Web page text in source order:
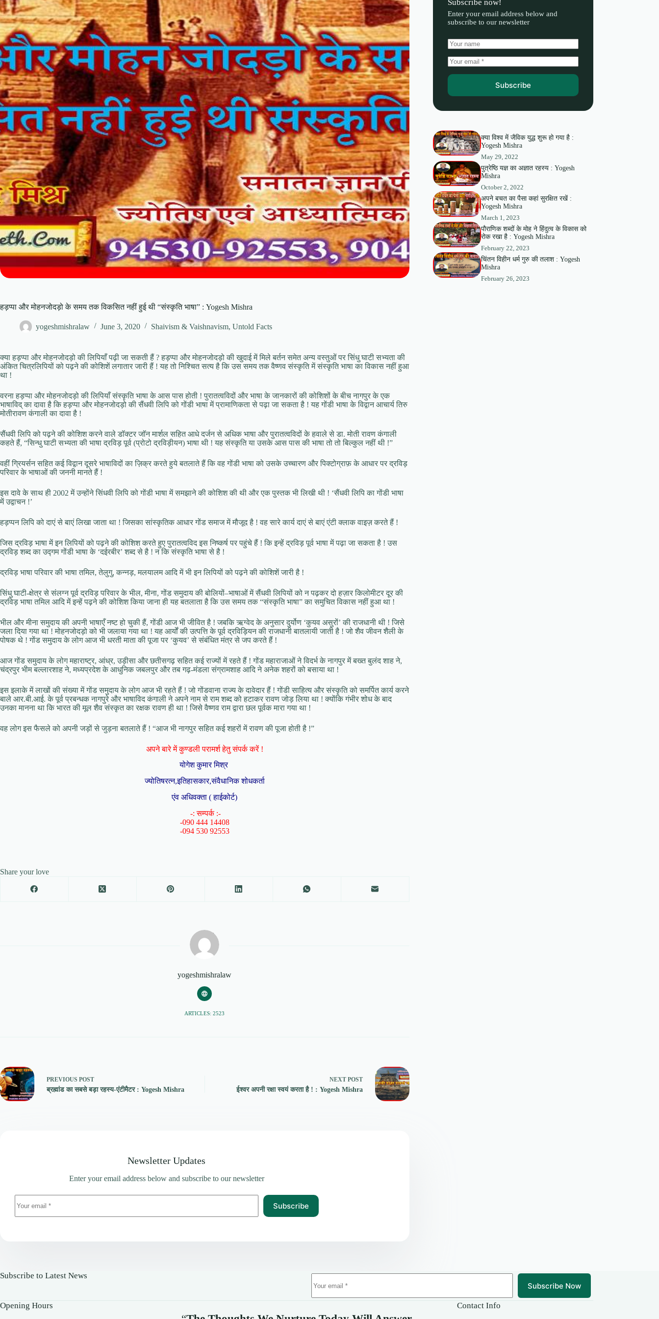
हड़प्पा और मोहनजोदड़ो के समय तक विकसित नहीं हुई थी “संस्कृति भाषा” : Yogesh Mishra
yogeshmishralaw June 3, 2020 Shaivism & Vaishnavism, Untold Facts
क्या हड़प्पा और मोहनजोदड़ो की लिपियाँ पढ़ी जा सकती हैं ? हड़प्पा और मोहनजोदड़ो की खुदाई में मिले बर्तन समेत अन्य वस्तुओं पर सिंधु घाटी सभ्यता की
अंकित चित्रलिपियों को पढ़ने की कोशिशें लगातार जारी हैं ! यह तो निश्चित सत्य है कि उस समय तक वैष्णव संस्कृति में संस्कृति भाषा का विकास नहीं हुआ
था !
वरना हड़प्पा और मोहनजोदड़ो की लिपियाँ संस्कृति भाषा के आस पास होती ! पुरातत्वविदों और भाषा के जानकारों की कोशिशों के बीच नागपुर के एक
भाषाविद् का दावा है कि हड़प्पा और मोहनजोदड़ो की सैंधवी लिपि को गोंडी भाषा में प्रामाणिकता से पढ़ा जा सकता है ! यह गोंडी भाषा के विद्वान आचार्य तिरु
मोतीरावण कंगाली का दावा है !
सैंधवी लिपि को पढ़ने की कोशिश करने वाले डॉक्टर जॉन मार्शल सहित आधे दर्जन से अधिक भाषा और पुरातत्वविदों के हवाले से डा. मोती रावण कंगाली
कहते हैं, “सिन्धु घाटी सभ्यता की भाषा द्रविड़ पूर्व (प्रोटो द्रविड़ीयन) भाषा थी ! यह संस्कृति या उसके आस पास की भाषा तो तो बिल्कुल नहीं थी !”
वहीं ग्रियर्सन सहित कई विद्वान दूसरे भाषाविदों का ज़िक्र करते हुये बतलाते हैं कि वह गोंडी भाषा को उसके उच्चारण और पिक्टोग्राफ़ के आधार पर द्रविड़
परिवार के भाषाओं की जननी मानते हैं !
इस दावे के साथ ही 2002 में उन्होंने सिंधवी लिपि को गोंडी भाषा में समझाने की कोशिश की थी और एक पुस्तक भी लिखी थी ! ‘सैंधवी लिपि का गोंडी भाषा
में उद्वाचन !’
हड़प्पन लिपि को दाएं से बाएं लिखा जाता था ! जिसका सांस्कृतिक आधार गोंड समाज में मौजूद है ! वह सारे कार्य दाएं से बाएं एंटी क्लाक वाइज़ करते हैं !
जिस द्रविड़ भाषा में इन लिपियों को पढ़ने की कोशिश करते हुए पुरातत्वविद इस निष्कर्ष पर पहुंचे हैं ! कि इन्हें द्रविड़ पूर्व भाषा में पढ़ा जा सकता है ! उस
द्रविड़ शब्द का उद्गम गोंडी भाषा के ‘दईरबीर’ शब्द से है ! न कि संस्कृति भाषा से है !
द्रविड़ भाषा परिवार की भाषा तमिल, तेलुगु, कन्नड़, मलयालम आदि में भी इन लिपियों को पढ़ने की कोशिशें जारी है !
सिंधु घाटी-क्षेत्र से संलग्न पूर्व द्रविड़ परिवार के भील, मीना, गोंड समुदाय की बोलियों–भाषाओं में सैंधवी लिपियों को न पढ़कर दो हज़ार किलोमीटर दूर की
द्रविड़ भाषा तमिल आदि में इन्हें पढ़ने की कोशिश किया जाना ही यह बतलाता है कि उस समय तक “संस्कृति भाषा” का समुचित विकास नहीं हुआ था !
भील और मीना समुदाय की अपनी भाषाएँ नष्ट हो चुकी हैं, गोंडी आज भी जीवित है ! जबकि ऋग्वेद के अनुसार दुर्योण ‘कुयव असुरों’ की राजधानी थी ! जिसे
जला दिया गया था ! मोहनजोदड़ो को भी जलाया गया था ! यह आर्यों की उत्पत्ति के पूर्व द्रविड़ियन की राजधानी बातलायी जाती है ! जो शैव जीवन शैली के
पोषक थे ! गोंड समुदाय के लोग आज भी धरती माता की पूजा पर ‘कुयव’ से संबंधित मंत्र से जप करते हैं !
आज गोंड समुदाय के लोग महाराष्ट्र, आंध्र, उड़ीसा और छतीसगढ़ सहित कई राज्यों में रहते हैं ! गोंड महाराजाओं ने विदर्भ के नागपुर में बख्त बुलंद शाह ने,
चंद्रपुर भीम बल्लारशाह ने, मध्यप्रदेश के आधुनिक जबलपुर और तब गढ़-मंडला संग्रामशाह आदि ने अनेक शहरों को बसाया था !
इस इलाके में लाखों की संख्या में गोंड समुदाय के लोग आज भी रहते हैं ! जो गोंडवाना राज्य के दावेदार हैं ! गोंडी साहित्य और संस्कृति को समर्पित कार्य करने
बाले आर.बी.आई. के पूर्व प्रबन्धक नागपुरे और भाषाविद कंगाली ने अपने नाम से राम शब्द को हटाकर रावण जोड़ लिया था ! क्योंकि गंभीर शोध के बाद
उनका मानना था कि भारत की मूल शैव संस्कृत का रक्षक रावण ही था ! जिसे वैष्णव राम द्वारा छल पूर्वक मारा गया था !
वह लोग इस फैसले को अपनी जड़ों से जुड़ना बतलाते हैं ! “आज भी नागपुर सहित कई शहरों में रावण की पूजा होती है !”
अपने बारे में कुण्डली परामर्श हेतु संपर्क करें !
योगेश कुमार मिश्र
ज्योतिषरत्न,इतिहासकार,संवैधानिक शोधकर्ता
एंव अधिवक्ता ( हाईकोर्ट)
-: सम्पर्क :-
-090 444 14408
-094 530 92553
Share your love
yogeshmishralaw
ARTICLES: 2523
PREVIOUS POST
ब्रह्मांड का सबसे बड़ा रहस्य-एंटीमैटर : Yogesh Mishra
NEXT POST
ईश्वर अपनी रक्षा स्वयं करता है ! : Yogesh Mishra
Newsletter Updates
Enter your email address below and subscribe to our newsletter
Subscribe
Subscribe now!
Enter your email address below and
subscribe to our newsletter
Subscribe
क्या विश्व में जैविक युद्ध शुरू हो गया है :
Yogesh Mishra
May 29, 2022
पुत्रेष्ठि यज्ञ का अज्ञात रहस्य : Yogesh
Mishra
October 2, 2022
अपने बचत का पैसा कहां सुरक्षित रखें :
Yogesh Mishra
March 1, 2023
पौराणिक शब्दों के मोह ने हिंदुत्व के विकास को
रोक रखा है : Yogesh Mishra
February 22, 2023
चिंतन विहीन धर्म गुरु की तलाश : Yogesh
Mishra
February 26, 2023
Subscribe to Latest News
Subscribe Now
Opening Hours Contact Info